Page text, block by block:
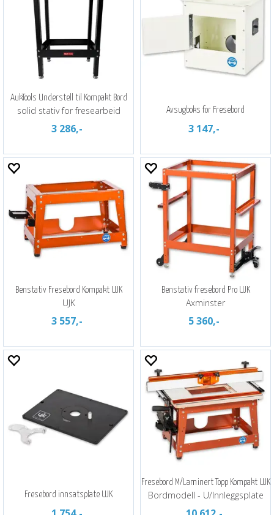
AukTools Understell til Kompakt Bord
solid stativ for fresearbeid
3 286,-
Avsugboks for Fresebord
3 147,-
Benstativ Fresebord Kompakt UJK
UJK
3 557,-
Benstativ fresebord Pro UJK
Axminster
5 360,-
Fresebord innsatsplate UJK
Fresebord M/Laminert Topp Kompakt UJK
Bordmodell - U/Innleggsplate